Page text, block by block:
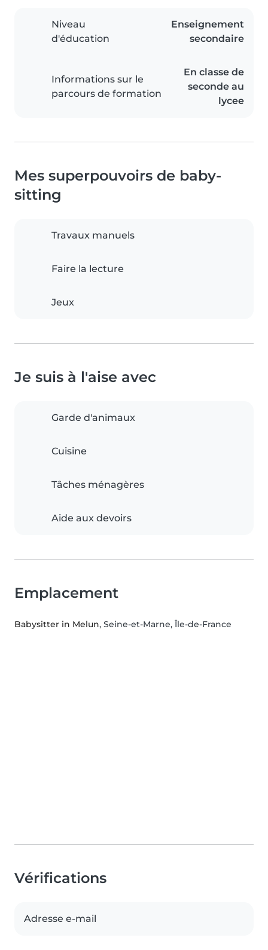
Niveau
d'éducation
Enseignement
secondaire
Informations sur le
parcours de formation
En classe de
seconde au
lycee
Mes superpouvoirs de baby-
sitting
Travaux manuels
Faire la lecture
Jeux
Je suis à l'aise avec
Garde d'animaux
Cuisine
Tâches ménagères
Aide aux devoirs
Emplacement
Babysitter in Melun, Seine-et-Marne, Île-de-France
Vérifications
Adresse e-mail